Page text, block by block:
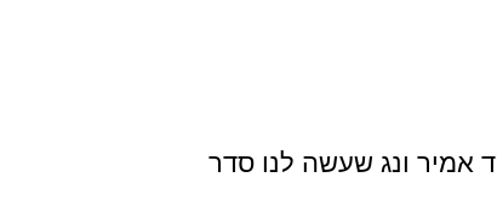
אמיר ונג שעשה לנו סדר